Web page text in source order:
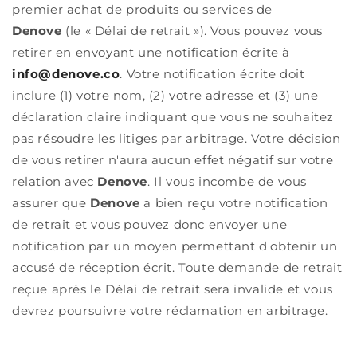
premier achat de produits ou services de
Denove (le « Délai de retrait »). Vous pouvez vous
retirer en envoyant une notification écrite à
info@denove.co. Votre notification écrite doit
inclure (1) votre nom, (2) votre adresse et (3) une
déclaration claire indiquant que vous ne souhaitez
pas résoudre les litiges par arbitrage. Votre décision
de vous retirer n'aura aucun effet négatif sur votre
relation avec Denove. Il vous incombe de vous
assurer que Denove a bien reçu votre notification
de retrait et vous pouvez donc envoyer une
notification par un moyen permettant d'obtenir un
accusé de réception écrit. Toute demande de retrait
reçue après le Délai de retrait sera invalide et vous
devrez poursuivre votre réclamation en arbitrage.